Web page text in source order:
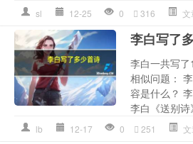
sl 12-25 0 316
李白写了
李白一共写
相似问题：
容是什么？
李白《送别诗
lb 12-17 0 251